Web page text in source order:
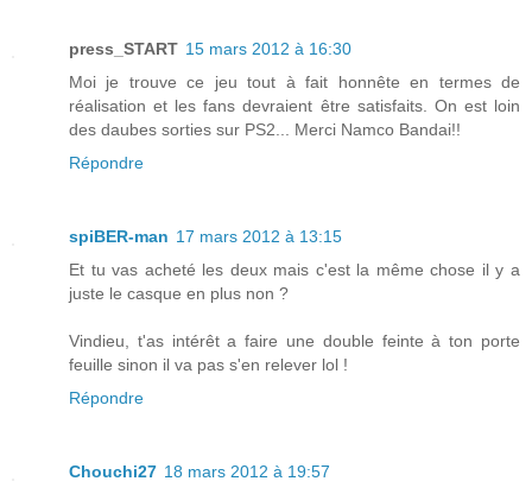
press_START 15 mars 2012 à 16:30
Moi je trouve ce jeu tout à fait honnête en termes de
réalisation et les fans devraient être satisfaits. On est loin
des daubes sorties sur PS2... Merci Namco Bandai!!
Répondre
spiBER-man 17 mars 2012 à 13:15
Et tu vas acheté les deux mais c'est la même chose il y a
juste le casque en plus non ?
Vindieu, t'as intérêt a faire une double feinte à ton porte
feuille sinon il va pas s'en relever lol !
Répondre
Chouchi27 18 mars 2012 à 19:57